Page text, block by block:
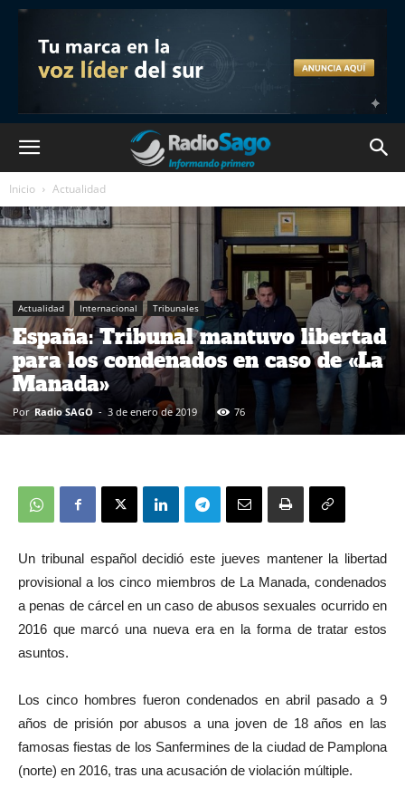
Inicio Actualidad
Actualidad Internacional Tribunales
España: Tribunal mantuvo libertad
para los condenados en caso de «La
Manada»
Por Radio SAGO - 3 de enero de 2019 76
Un tribunal español decidió este jueves mantener la libertad
provisional a los cinco miembros de La Manada, condenados
a penas de cárcel en un caso de abusos sexuales ocurrido en
2016 que marcó una nueva era en la forma de tratar estos
asuntos.
Los cinco hombres fueron condenados en abril pasado a 9
años de prisión por abusos a una joven de 18 años en las
famosas fiestas de los Sanfermines de la ciudad de Pamplona
(norte) en 2016, tras una acusación de violación múltiple.